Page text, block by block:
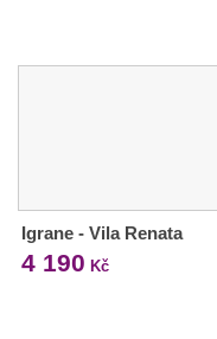
Igrane - Vila Renata
4 190 Kč